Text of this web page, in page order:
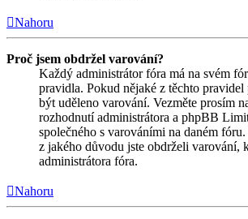
Nahoru
Proč jsem obdržel varování?
Každý administrátor fóra má na svém
pravidla. Pokud nějaké z těchto pravidel
být uděleno varování. Vezměte prosím
rozhodnutí administrátora a phpBB
společného s varováními na daném
z jakého důvodu jste obdrželi varování,
administrátora fóra.
Nahoru